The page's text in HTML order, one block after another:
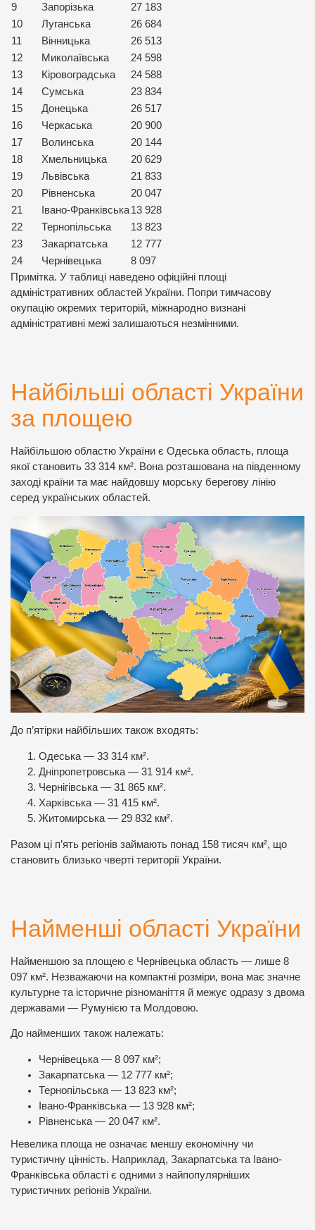
9
Запорізька
27 183
10
Луганська
26 684
11
Вінницька
26 513
12
Миколаївська
24 598
13
Кіровоградська
24 588
14
Сумська
23 834
15
Донецька
26 517
16
Черкаська
20 900
17
Волинська
20 144
18
Хмельницька
20 629
19
Львівська
21 833
20
Рівненська
20 047
21
Івано-Франківська13 928
22
Тернопільська
13 823
23
Закарпатська
12 777
24
Чернівецька
8 097
Примітка. У таблиці наведено офіційні площі
адміністративних областей України. Попри тимчасову
окупацію окремих територій, міжнародно визнані
адміністративні межі залишаються незмінними.
Найбільші області України
за площею
Найбільшою областю України є Одеська область, площа
якої становить 33 314 км². Вона розташована на південному
заході країни та має найдовшу морську берегову лінію
серед українських областей.
До п’ятірки найбільших також входять:
Одеська — 33 314 км².
Дніпропетровська — 31 914 км².
Чернігівська — 31 865 км².
Харківська — 31 415 км².
Житомирська — 29 832 км².
Разом ці п’ять регіонів займають понад 158 тисяч км², що
становить близько чверті території України.
Найменші області України
Найменшою за площею є Чернівецька область — лише 8
097 км². Незважаючи на компактні розміри, вона має значне
культурне та історичне різноманіття й межує одразу з двома
державами — Румунією та Молдовою.
До найменших також належать:
Чернівецька — 8 097 км²;
Закарпатська — 12 777 км²;
Тернопільська — 13 823 км²;
Івано-Франківська — 13 928 км²;
Рівненська — 20 047 км².
Невелика площа не означає меншу економічну чи
туристичну цінність. Наприклад, Закарпатська та Івано-
Франківська області є одними з найпопулярніших
туристичних регіонів України.